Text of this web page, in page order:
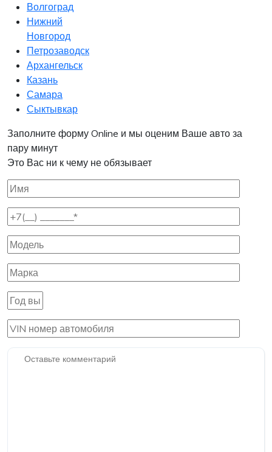
Волгоград
Нижний
Новгород
Петрозаводск
Архангельск
Казань
Самара
Сыктывкар
Заполните форму Online и мы оценим Ваше авто за
пару минут
Это Вас ни к чему не обязывает